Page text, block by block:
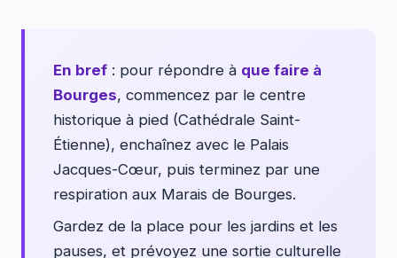
En bref : pour répondre à que faire à
Bourges, commencez par le centre
historique à pied (Cathédrale Saint-
Étienne), enchaînez avec le Palais
Jacques-Cœur, puis terminez par une
respiration aux Marais de Bourges.
Gardez de la place pour les jardins et les
pauses, et prévoyez une sortie culturelle